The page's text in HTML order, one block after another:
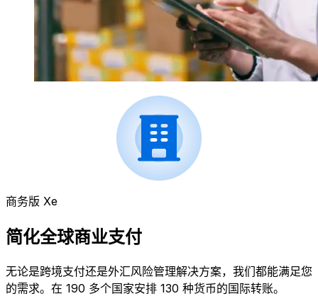
商务版 Xe
简化全球商业支付
无论是跨境支付还是外汇风险管理解决方案，我们都能满足您
的需求。在 190 多个国家安排 130 种货币的国际转账。